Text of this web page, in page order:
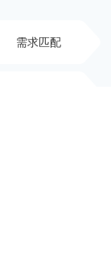
需求匹配